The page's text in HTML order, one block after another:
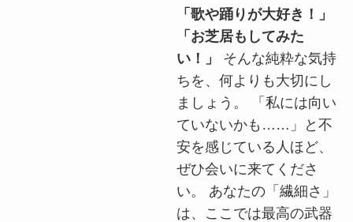
「歌や踊りが大好き！」
「お芝居もしてみた
い！」
そんな純粋な気持
ちを、何よりも大切にし
ましょう。 「私には向い
ていないかも……」と不
安を感じている人ほど、
ぜひ会いに来てくださ
い。 あなたの「繊細さ」
は、ここでは最高の武器